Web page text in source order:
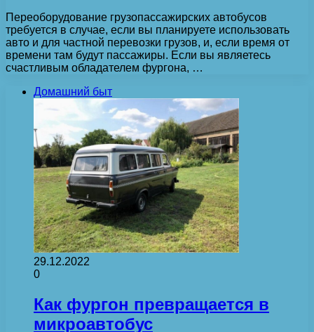
Переоборудование грузопассажирских автобусов
требуется в случае, если вы планируете использовать
авто и для частной перевозки грузов, и, если время от
времени там будут пассажиры. Если вы являетесь
счастливым обладателем фургона, …
Домашний быт
29.12.2022
0
Как фургон превращается в
микроавтобус